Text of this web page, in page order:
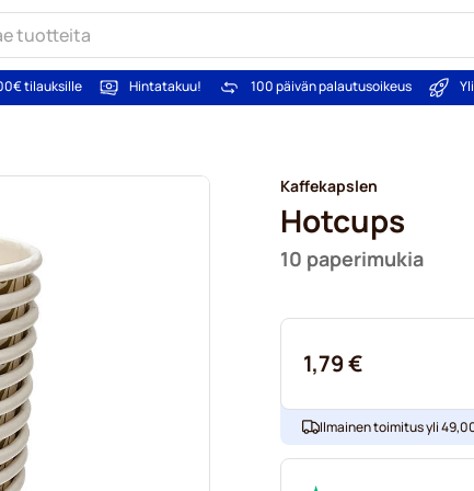
tilauksille Hintatakuu! 100 päivän palautusoikeus
Kaffekapslen
Hotcups
10 paperimukia
1,79 €
Ilmainen toimitus yli